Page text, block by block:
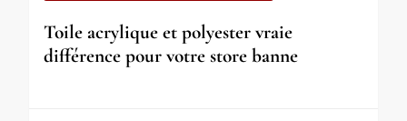
Toile acrylique et polyester vraie
différence pour votre store banne